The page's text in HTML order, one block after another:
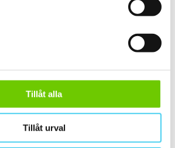
Tillåt alla
Tillåt urval